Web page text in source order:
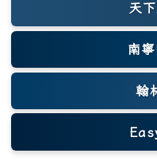
天
南
翰